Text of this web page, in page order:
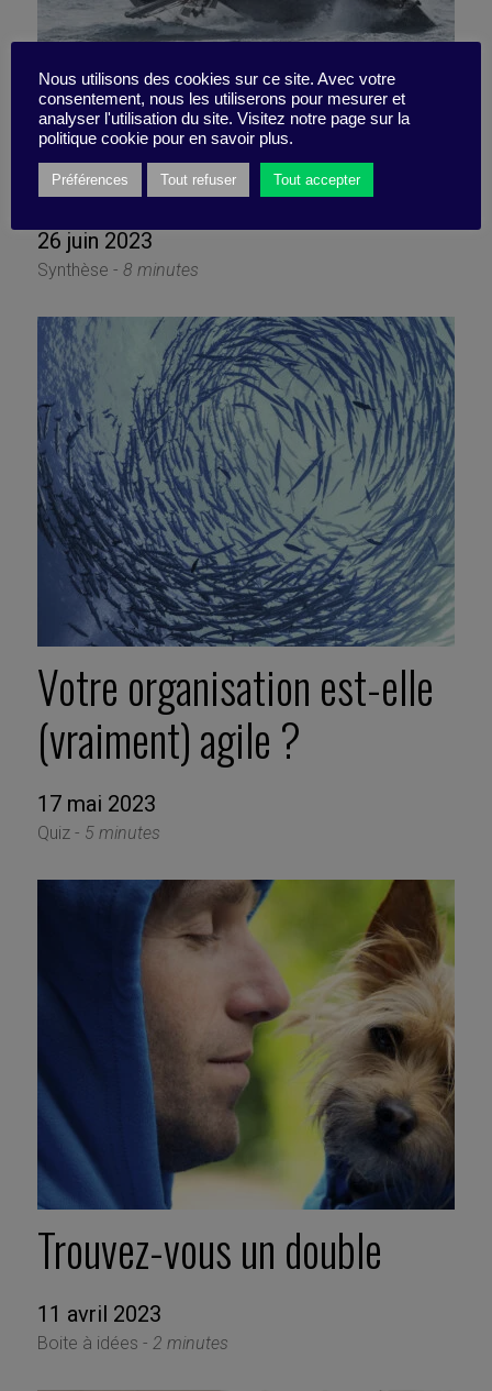
Les 4 piliers d’une équipe
insubmersible
26 juin 2023
Synthèse - 8 minutes
Votre organisation est-elle
(vraiment) agile ?
17 mai 2023
Quiz - 5 minutes
Trouvez-vous un double
11 avril 2023
Boite à idées - 2 minutes
Nous utilisons des cookies sur ce site. Avec votre
consentement, nous les utiliserons pour mesurer et
analyser l'utilisation du site. Visitez notre page sur la
politique cookie pour en savoir plus.
Préférences Tout refuser Tout accepter